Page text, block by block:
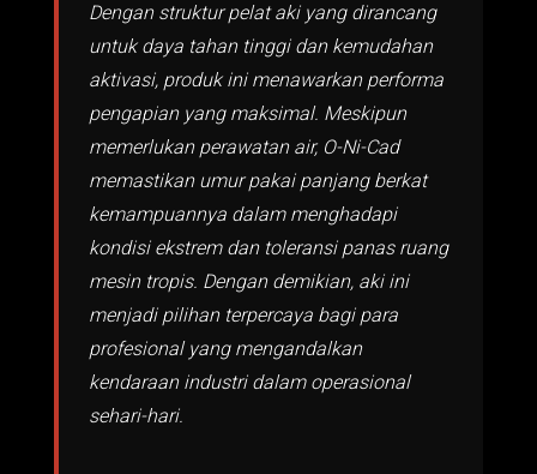
Dengan struktur pelat aki yang dirancang
untuk daya tahan tinggi dan kemudahan
aktivasi, produk ini menawarkan performa
pengapian yang maksimal. Meskipun
memerlukan perawatan air, O-Ni-Cad
memastikan umur pakai panjang berkat
kemampuannya dalam menghadapi
kondisi ekstrem dan toleransi panas ruang
mesin tropis. Dengan demikian, aki ini
menjadi pilihan terpercaya bagi para
profesional yang mengandalkan
kendaraan industri dalam operasional
sehari-hari.